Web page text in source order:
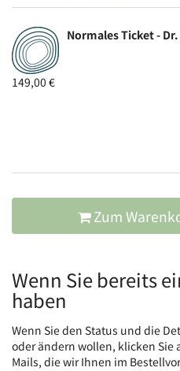
Produkte
Unkategorisierte
Produkte
Normales Ticket -
149,00 €
Zum
Wenn Sie bereits
haben
Wenn Sie den Status und die
oder ändern wollen, klicken Sie
Mails, die wir Ihnen im